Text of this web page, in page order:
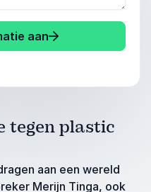
aan
tegen plastic
aan een wereld
Merijn Tinga, ook